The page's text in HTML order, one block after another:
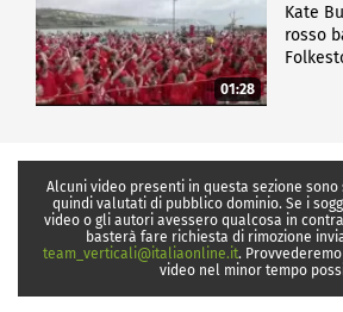
01:28
Kate
rosso
Alcuni video presenti in questa sezione
quindi valutati di pubblico dominio. Se i
video o gli autori avessero qualcosa in
basterà fare richiesta di rimozione
team_verticali@italiaonline.it.
video nel minor tempo